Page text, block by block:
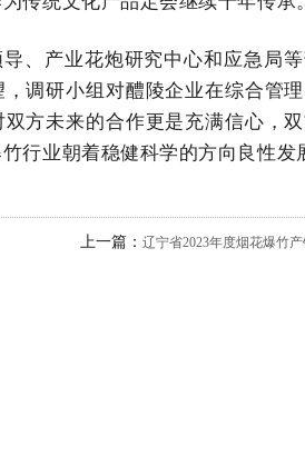
、产业花炮研究中心和应急局
调研小组对醴陵企业在综合管
方未来的合作更是充满信心，
行业朝着稳健科学的方向良性发
上一篇： 辽宁省2023年度烟花爆竹